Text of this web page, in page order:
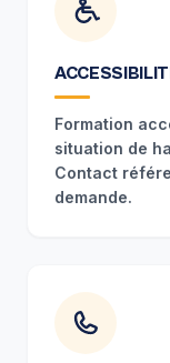
Formation
situation de
Contact
demande.